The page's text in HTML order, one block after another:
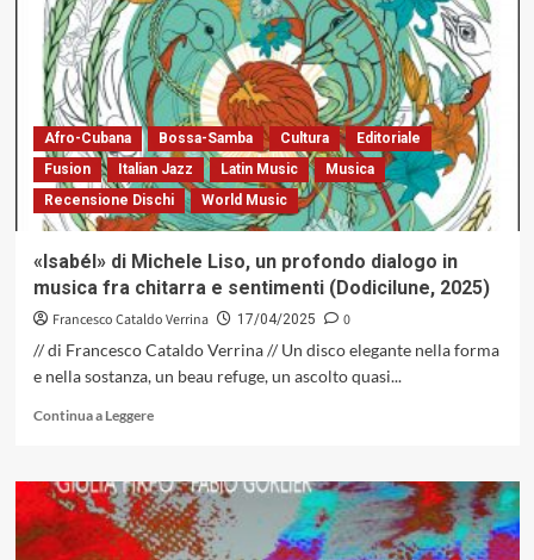
Afro-Cubana Bossa-Samba Cultura
Editoriale
Fusion
Italian Jazz Latin Music
Musica
Recensione Dischi
World Music
«Isabél» di Michele Liso, un profondo dialogo in
musica fra chitarra e sentimenti (Dodicilune, 2025)
Francesco Cataldo Verrina 17/04/2025
0
// di Francesco Cataldo Verrina // Un disco elegante nella forma
e nella sostanza, un beau refuge, un ascolto quasi...
Continua a LeggereLeggi
su
«Isabél»
di
Michele